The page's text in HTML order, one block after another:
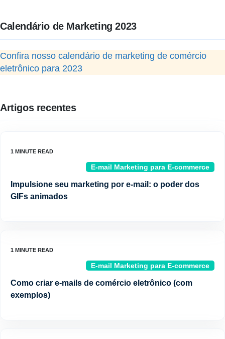
Calendário de Marketing 2023
Confira nosso calendário de marketing de comércio
eletrônico para 2023
Artigos recentes
E-mail Marketing para E-commerce
Impulsione seu marketing por e-mail: o poder dos
GIFs animados
E-mail Marketing para E-commerce
Como criar e-mails de comércio eletrônico (com
exemplos)